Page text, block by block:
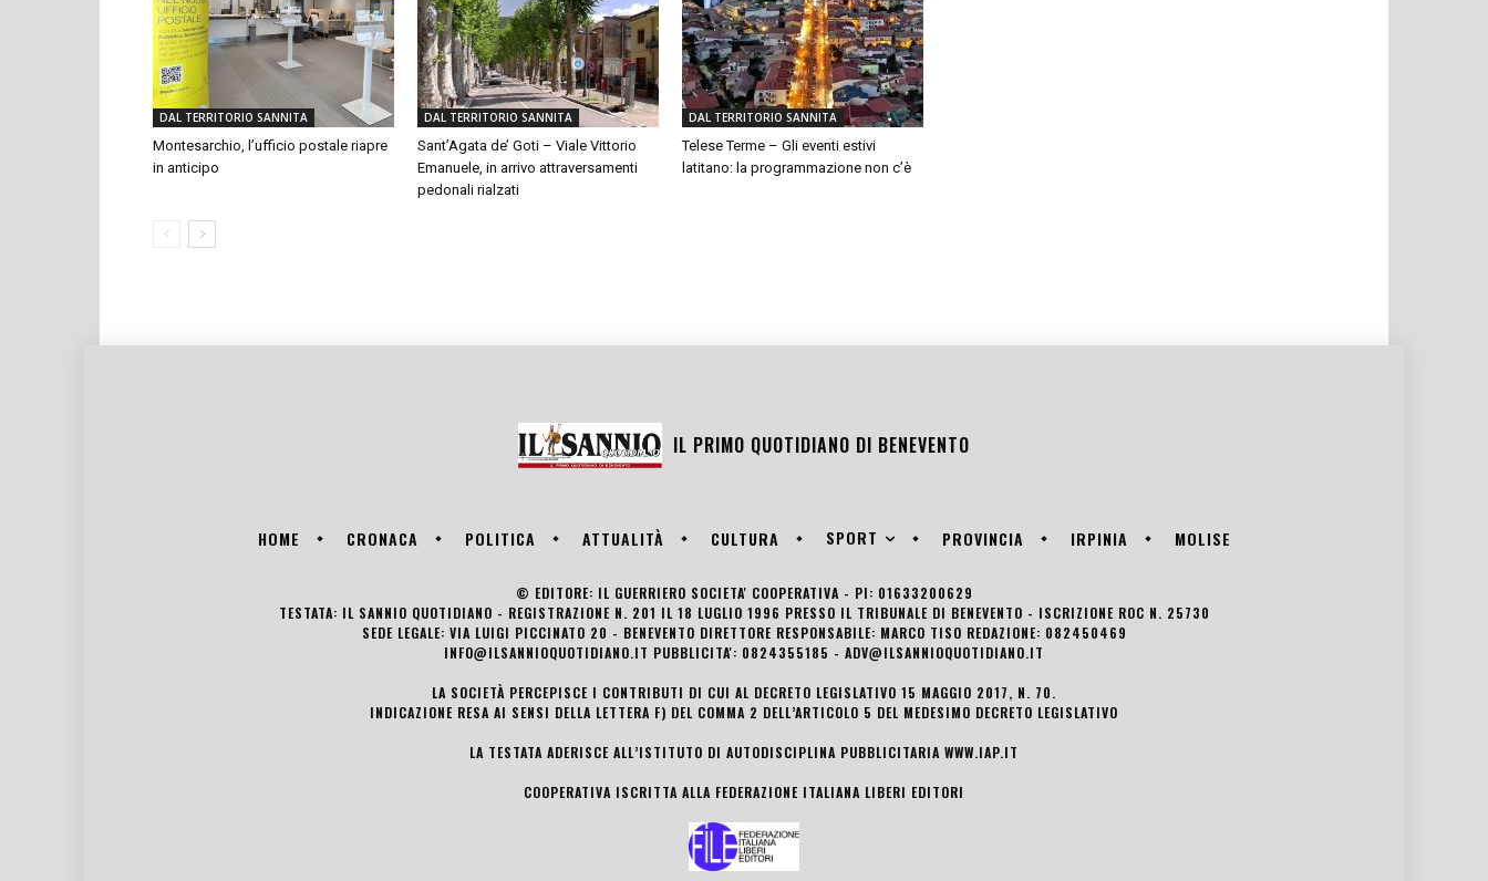
DAL TERRITORIO SANNITA
Montesarchio, l’ufficio postale riapre
in anticipo
DAL TERRITORIO SANNITA
Sant’Agata de’ Goti – Viale Vittorio
Emanuele, in arrivo attraversamenti
pedonali rialzati
DAL TERRITORIO SANNITA
Telese Terme – Gli eventi estivi
latitano: la programmazione non c’è
IL PRIMO QUOTIDIANO DI BENEVENTO
HOME CRONACA POLITICA ATTUALITÀ CULTURA SPORT PROVINCIA IRPINIA MOLISE
© EDITORE: IL GUERRIERO SOCIETA' COOPERATIVA - PI: 01633200629
TESTATA: IL SANNIO QUOTIDIANO - REGISTRAZIONE N. 201 IL 18 LUGLIO 1996 PRESSO IL TRIBUNALE DI BENEVENTO - ISCRIZIONE ROC N. 25730
SEDE LEGALE: VIA LUIGI PICCINATO 20 - BENEVENTO DIRETTORE RESPONSABILE: MARCO TISO REDAZIONE: 082450469
INFO@ILSANNIOQUOTIDIANO.IT PUBBLICITA': 0824355185 - ADV@ILSANNIOQUOTIDIANO.IT
LA SOCIETÀ PERCEPISCE I CONTRIBUTI DI CUI AL DECRETO LEGISLATIVO 15 MAGGIO 2017, N. 70.
INDICAZIONE RESA AI SENSI DELLA LETTERA F) DEL COMMA 2 DELL’ARTICOLO 5 DEL MEDESIMO DECRETO LEGISLATIVO
LA TESTATA ADERISCE ALL’ISTITUTO DI AUTODISCIPLINA PUBBLICITARIA WWW.IAP.IT
COOPERATIVA ISCRITTA ALLA FEDERAZIONE ITALIANA LIBERI EDITORI